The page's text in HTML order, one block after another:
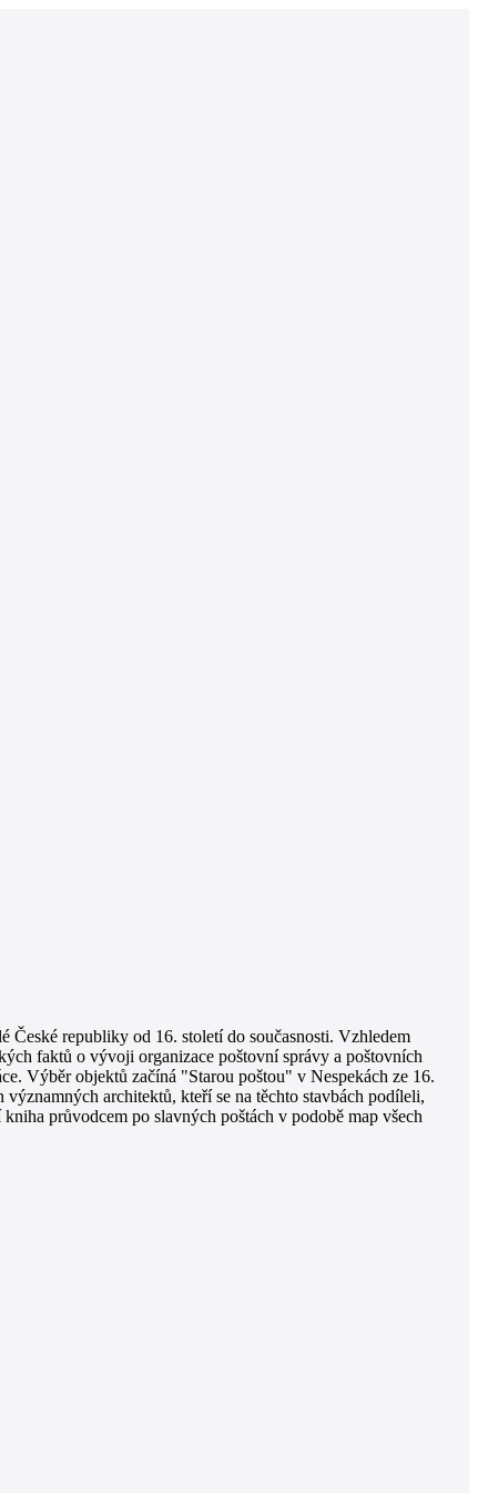
republiky od 16. století do současnosti. Vzhledem
faktů o vývoji organizace poštovní správy a poštovních
Výběr objektů začíná "Starou poštou" v Nespekách ze 16.
architektů, kteří se na těchto stavbách podíleli,
průvodcem po slavných poštách v podobě map všech